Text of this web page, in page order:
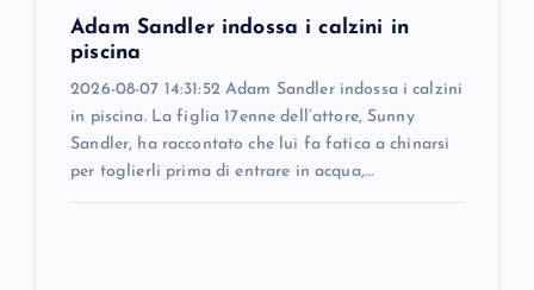
Adam Sandler indossa i calzini in
piscina
2026-08-07 14:31:52 Adam Sandler indossa i calzini
in piscina. La figlia 17enne dell’attore, Sunny
Sandler, ha raccontato che lui fa fatica a chinarsi
per toglierli prima di entrare in acqua,…